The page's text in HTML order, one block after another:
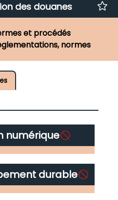
des douanes
et procédés
normes
numérique
durable